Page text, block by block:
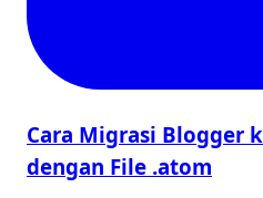
Cara Migrasi Blogger
dengan File .atom